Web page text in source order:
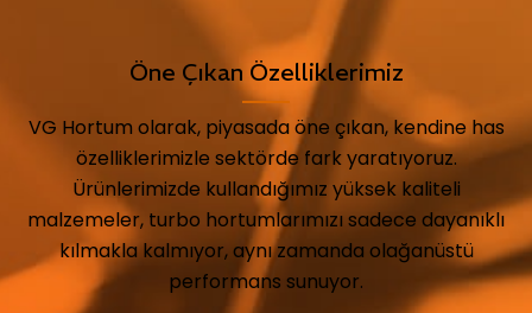
Öne Çıkan Özelliklerimiz
VG Hortum olarak, piyasada öne çıkan, kendine has
özelliklerimizle sektörde fark yaratıyoruz.
Ürünlerimizde kullandığımız yüksek kaliteli
malzemeler, turbo hortumlarımızı sadece dayanıklı
kılmakla kalmıyor, aynı zamanda olağanüstü
performans sunuyor.